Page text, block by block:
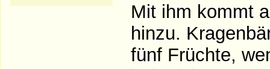
Mit ihm kommt
hinzu.
fünf Früchte,